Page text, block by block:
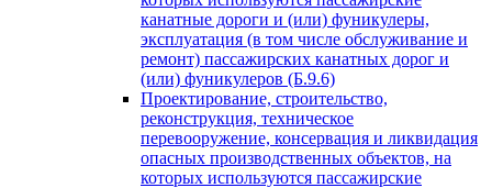
канатные дороги и (или) фуникулеры,
эксплуатация (в том числе обслуживание и
ремонт) пассажирских канатных дорог и
(или) фуникулеров (Б.9.6)
Проектирование, строительство,
реконструкция, техническое
перевооружение, консервация и ликвидация
опасных производственных объектов, на
которых используются пассажирские